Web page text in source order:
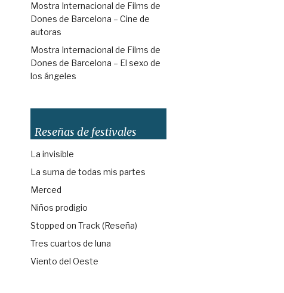
Mostra Internacional de Films de
Dones de Barcelona – Cine de
autoras
Mostra Internacional de Films de
Dones de Barcelona – El sexo de
los ángeles
Reseñas de festivales
La invisible
La suma de todas mis partes
Merced
Niños prodigio
Stopped on Track (Reseña)
Tres cuartos de luna
Viento del Oeste